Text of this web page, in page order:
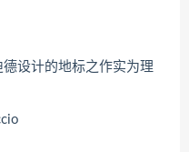
设计的地标之作实为理